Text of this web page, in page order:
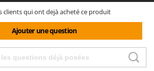
clients qui ont dejà acheté ce produit
Ajouter une question